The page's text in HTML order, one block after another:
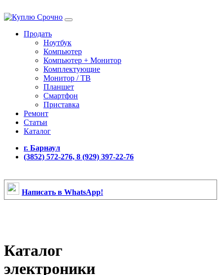
Продать
Ноутбук
Компьютер
Компьютер + Монитор
Комплектующие
Монитор / ТВ
Планшет
Смартфон
Приставка
Ремонт
Статьи
Каталог
г. Барнаул
(3852) 572-276, 8 (929) 397-22-76
Написать в WhatsApp!
Каталог
электроники